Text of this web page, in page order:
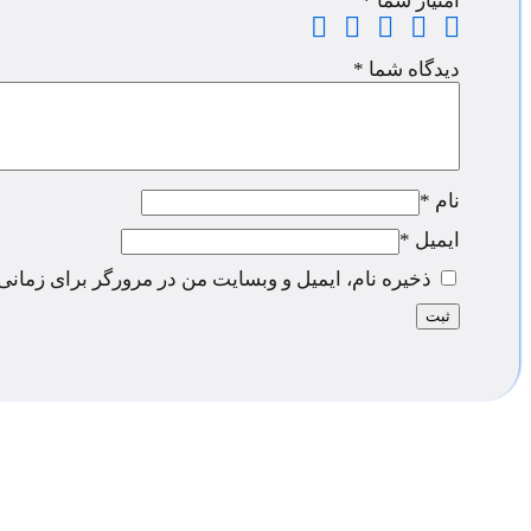
دیدگاه شما *
نام *
ایمیل *
ذخیره نام، ایمیل و وبسایت من در مرورگر برای